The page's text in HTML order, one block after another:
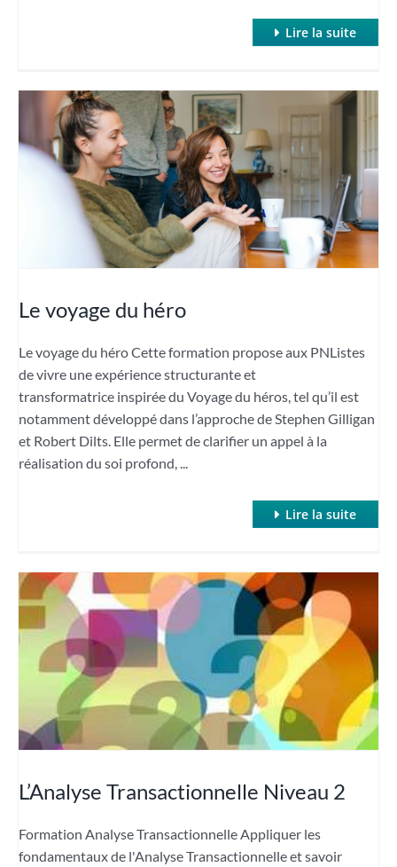
Lire la suite
Le voyage du héro
Le voyage du héro Cette formation propose aux PNListes
de vivre une expérience structurante et
transformatrice inspirée du Voyage du héros, tel qu’il est
notamment développé dans l’approche de Stephen Gilligan
et Robert Dilts. Elle permet de clarifier un appel à la
réalisation du soi profond, ...
Lire la suite
L’Analyse Transactionnelle Niveau 2
Formation Analyse Transactionnelle Appliquer les
fondamentaux de l'Analyse Transactionnelle et savoir